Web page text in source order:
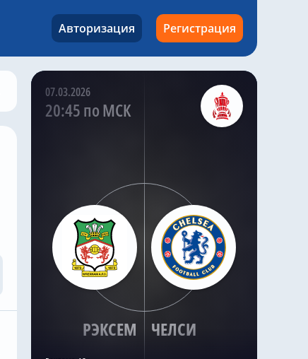
Авторизация Регистрация
07.03.2026
20:45 по МСК
РЭКСЕМ ЧЕЛСИ
переговоры с «Кристал
Пэлас» о возможном
переходе
высококлассного
полузащитника Адама
Уортона, продолжая
поиски долгосрочного
усиления в центре
инсайдера «Челси»
Саймона Филлипса,
«синие» возобновили
переговоры с «Кристал
Пэлас», пытаясь
изучить возможность
подписания контракта
с игроком сборной
Англии до закрытия
трансферного окна.